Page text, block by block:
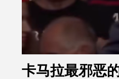
卡马拉最邪恶